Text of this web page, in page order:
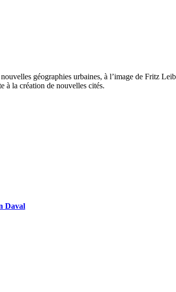
géographies urbaines, à l’image de Fritz
à la création de nouvelles cités.
Daval